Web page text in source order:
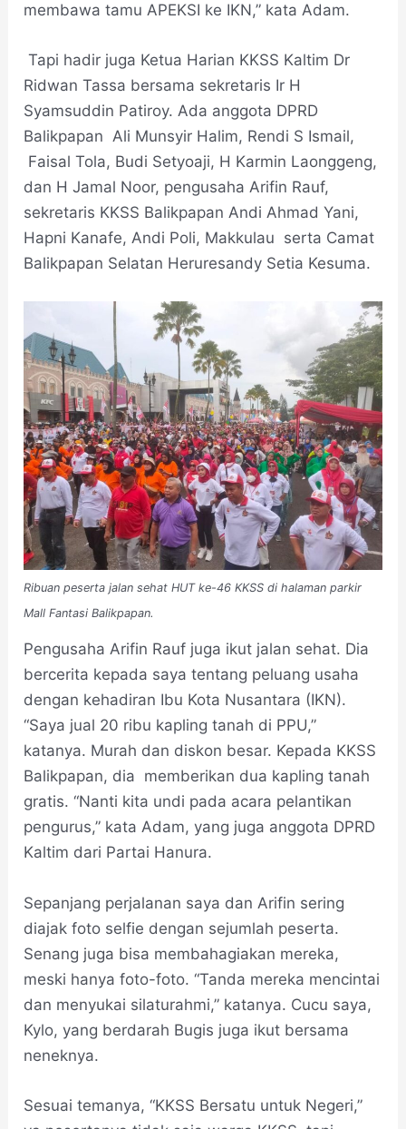
membawa tamu APEKSI ke IKN,” kata Adam.
Tapi hadir juga Ketua Harian KKSS Kaltim Dr
Ridwan Tassa bersama sekretaris Ir H
Syamsuddin Patiroy. Ada anggota DPRD
Balikpapan Ali Munsyir Halim, Rendi S Ismail,
Faisal Tola, Budi Setyoaji, H Karmin Laonggeng,
dan H Jamal Noor, pengusaha Arifin Rauf,
sekretaris KKSS Balikpapan Andi Ahmad Yani,
Hapni Kanafe, Andi Poli, Makkulau serta Camat
Balikpapan Selatan Heruresandy Setia Kesuma.
Ribuan peserta jalan sehat HUT ke-46 KKSS di halaman parkir
Mall Fantasi Balikpapan.
Pengusaha Arifin Rauf juga ikut jalan sehat. Dia
bercerita kepada saya tentang peluang usaha
dengan kehadiran Ibu Kota Nusantara (IKN).
“Saya jual 20 ribu kapling tanah di PPU,”
katanya. Murah dan diskon besar. Kepada KKSS
Balikpapan, dia memberikan dua kapling tanah
gratis. “Nanti kita undi pada acara pelantikan
pengurus,” kata Adam, yang juga anggota DPRD
Kaltim dari Partai Hanura.
Sepanjang perjalanan saya dan Arifin sering
diajak foto selfie dengan sejumlah peserta.
Senang juga bisa membahagiakan mereka,
meski hanya foto-foto. “Tanda mereka mencintai
dan menyukai silaturahmi,” katanya. Cucu saya,
Kylo, yang berdarah Bugis juga ikut bersama
neneknya.
Sesuai temanya, “KKSS Bersatu untuk Negeri,”